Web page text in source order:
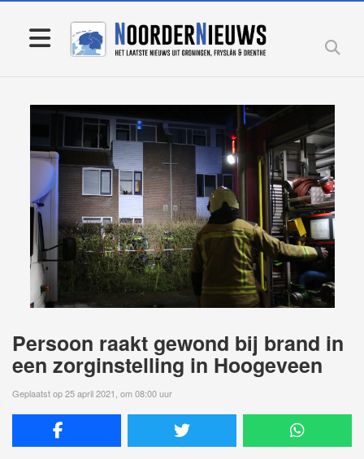
Persoon raakt gewond bij brand in
een zorginstelling in Hoogeveen
Geplaatst op 25 april 2021, om 08:00 uur